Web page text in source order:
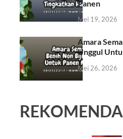
Panen
Mei 19, 2026
Amara
Unggul
Mei 26, 2026